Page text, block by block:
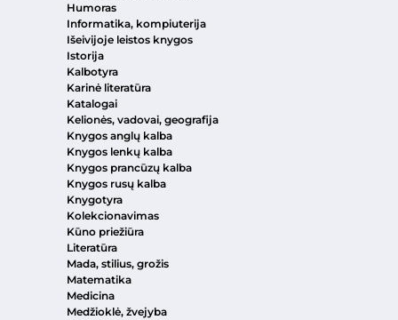
Humoras
Informatika, kompiuterija
Išeivijoje leistos knygos
Istorija
Kalbotyra
Karinė literatūra
Katalogai
Kelionės, vadovai, geografija
Knygos anglų kalba
Knygos lenkų kalba
Knygos prancūzų kalba
Knygos rusų kalba
Knygotyra
Kolekcionavimas
Kūno priežiūra
Literatūra
Mada, stilius, grožis
Matematika
Medicina
Medžioklė, žvejyba